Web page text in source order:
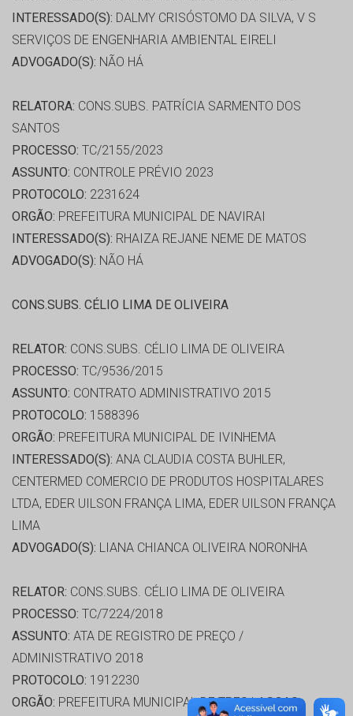
INTERESSADO(S): DALMY CRISÓSTOMO DA SILVA, V S
SERVIÇOS DE ENGENHARIA AMBIENTAL EIRELI
ADVOGADO(S): NÃO HÁ
RELATORA: CONS.SUBS. PATRÍCIA SARMENTO DOS
SANTOS
PROCESSO: TC/2155/2023
ASSUNTO: CONTROLE PRÉVIO 2023
PROTOCOLO: 2231624
ORGÃO: PREFEITURA MUNICIPAL DE NAVIRAI
INTERESSADO(S): RHAIZA REJANE NEME DE MATOS
ADVOGADO(S): NÃO HÁ
CONS.SUBS. CÉLIO LIMA DE OLIVEIRA
RELATOR: CONS.SUBS. CÉLIO LIMA DE OLIVEIRA
PROCESSO: TC/9536/2015
ASSUNTO: CONTRATO ADMINISTRATIVO 2015
PROTOCOLO: 1588396
ORGÃO: PREFEITURA MUNICIPAL DE IVINHEMA
INTERESSADO(S): ANA CLAUDIA COSTA BUHLER,
CENTERMED COMERCIO DE PRODUTOS HOSPITALARES
LTDA, EDER UILSON FRANÇA LIMA, EDER UILSON FRANÇA
LIMA
ADVOGADO(S): LIANA CHIANCA OLIVEIRA NORONHA
RELATOR: CONS.SUBS. CÉLIO LIMA DE OLIVEIRA
PROCESSO: TC/7224/2018
ASSUNTO: ATA DE REGISTRO DE PREÇO /
ADMINISTRATIVO 2018
PROTOCOLO: 1912230
ORGÃO: PREFEITURA MUNICIPAL DE TRES LAGOAS